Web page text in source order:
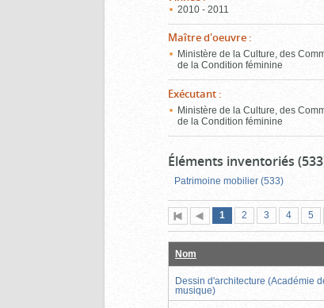
2010 - 2011
Maître d'oeuvre :
Ministère de la Culture, des
de la Condition féminine
Exécutant :
Ministère de la Culture, des
de la Condition féminine
Éléments inventoriés
Patrimoine mobilier (533)
Première
page
Page
précédente
Page
1 (page
actuelle)
Page
2 Page
3 Page
4 5
Nom
Dessin d'architecture (Académie
musique)